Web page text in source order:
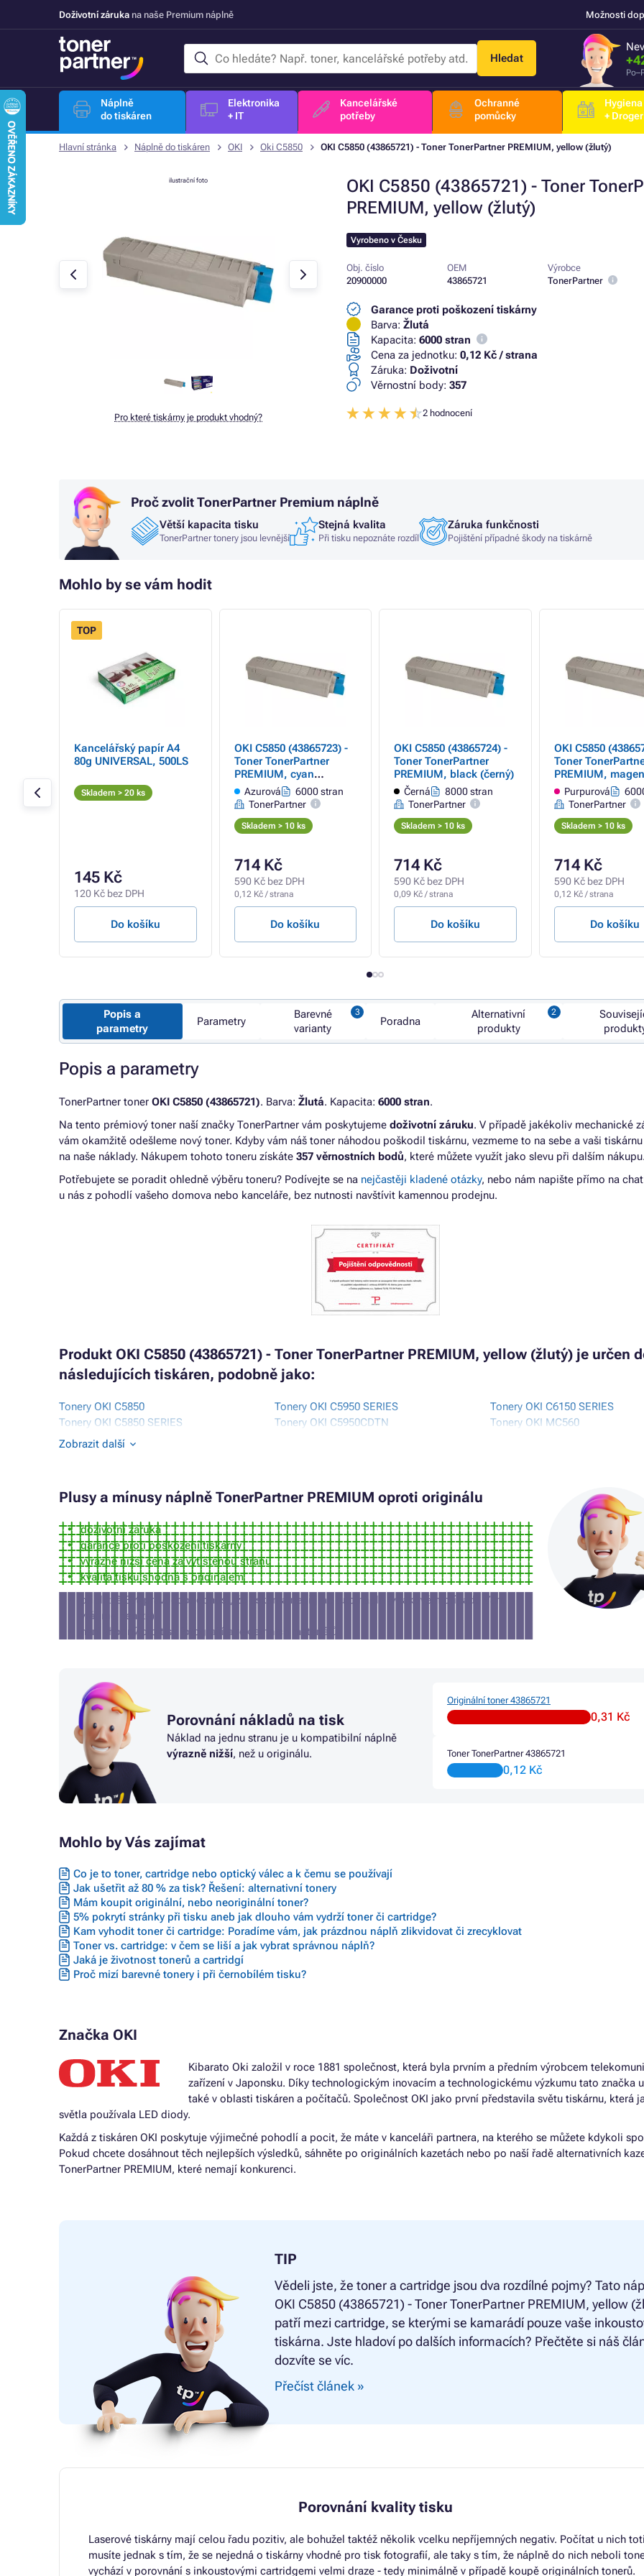
Doživotní záruka na naše Premium náplně Možnosti
Hledat
Náplně
do tiskáren
Elektronika
+ IT
Kancelářské
potřeby
Ochranné
pomůcky
Hygiena
+
Hlavní stránka Náplně do tiskáren OKI Oki C5850 OKI C5850 (43865721) - Toner TonerPartner PREMIUM, yellow (žlutý)
OKI C5850 (43865721) - Toner
PREMIUM, yellow (žlutý)
ilustrační foto
Pro které tiskárny je produkt vhodný?
Vyrobeno v Česku
Obj. číslo
20900000
OEM
43865721
Výrobce
TonerPartner
Garance proti poškození tiskárny
Barva: Žlutá
Kapacita: 6000 stran
Cena za jednotku: 0,12 Kč / strana
Záruka: Doživotní
Věrnostní body: 357
2 hodnocení
Proč zvolit TonerPartner Premium náplně
Větší kapacita tisku
TonerPartner tonery jsou levnější
Stejná kvalita
Při tisku nepoznáte rozdíl
Záruka funkčnosti
Pojištění případné škody na tiskárně
Mohlo by se vám hodit
TOP
Kancelářský papír A4
80g UNIVERSAL, 500LS
Skladem > 20 ks
145 Kč
120 Kč bez DPH
Do košíku
OKI C5850 (43865723) -
Toner TonerPartner
PREMIUM, cyan
(azurový)
Azurová
6000 stran
TonerPartner
Skladem > 10 ks
714 Kč
590 Kč bez DPH
0,12 Kč / strana
Do košíku
OKI C5850 (43865724) -
Toner TonerPartner
PREMIUM, black (černý)
Černá
8000 stran
TonerPartner
Skladem > 10 ks
714 Kč
590 Kč bez DPH
0,09 Kč / strana
Do košíku
OKI C5850
Toner
PREMIUM,
(purpurový)
Purpurová
TonerPartner
Skladem > 10 ks
714 Kč
590 Kč bez DPH
0,12 Kč / strana
Do košíku
Popis a
parametry
Parametry
Barevné
varianty
Poradna
Alternativní
produkty
Popis a parametry
TonerPartner toner OKI C5850 (43865721). Barva: Žlutá. Kapacita: 6000 stran.
Na tento prémiový toner naší značky TonerPartner vám poskytujeme doživotní záruku. V případě jakékoliv mechanické
vám okamžitě odešleme nový toner. Kdyby vám náš toner náhodou poškodil tiskárnu, vezmeme to na sebe a vaši
na naše náklady. Nákupem tohoto toneru získáte 357 věrnostních bodů, které můžete využít jako slevu při dalším
Potřebujete se poradit ohledně výběru toneru? Podívejte se na nejčastěji kladené otázky, nebo nám napište přímo na
u nás z pohodlí vašeho domova nebo kanceláře, bez nutnosti navštívit kamennou prodejnu.
Produkt OKI C5850 (43865721) - Toner TonerPartner PREMIUM, yellow (žlutý) je určen
následujících tiskáren, podobně jako:
Tonery OKI C5850
Tonery OKI C5850 SERIES
Tonery OKI C5850DN
Tonery OKI C5950 SERIES
Tonery OKI C5950CDTN
Tonery OKI C6150 SERIES
Tonery OKI MC560
Zobrazit další
Plusy a mínusy náplně TonerPartner PREMIUM oproti originálu
doživotní záruka
garance proti poškození tiskárny
výrazně nižší cena za vytištěnou stranu
kvalita tisku shodná s originálem
přibližně 3% pravděpodobnost, že tiskárna nepříjme tuto náplň (v takovém případě Vám
vrátíme peníze)
není vhodný pro tisk fotografií a reklamních materiálů
Porovnání nákladů na tisk
Náklad na jednu stranu je u kompatibilní náplně
výrazně nižší, než u originálu.
Originální toner 43865721
0,31 Kč
Toner TonerPartner 43865721
0,12 Kč
Mohlo by Vás zajímat
Co je to toner, cartridge nebo optický válec a k čemu se používají
Jak ušetřit až 80 % za tisk? Řešení: alternativní tonery
Mám koupit originální, nebo neoriginální toner?
5% pokrytí stránky při tisku aneb jak dlouho vám vydrží toner či cartridge?
Kam vyhodit toner či cartridge: Poradíme vám, jak prázdnou náplň zlikvidovat či zrecyklovat
Toner vs. cartridge: v čem se liší a jak vybrat správnou náplň?
Jaká je životnost tonerů a cartridgí
Proč mizí barevné tonery i při černobílém tisku?
Značka OKI
Kibarato Oki založil v roce 1881 společnost, která byla prvním a předním výrobcem
zařízení v Japonsku. Díky technologickým inovacím a technologickému výzkumu tato značka
také v oblasti tiskáren a počítačů. Společnost OKI jako první představila světu tiskárnu, která
světla používala LED diody.
Každá z tiskáren OKI poskytuje výjimečné pohodlí a pocit, že máte v kanceláři partnera, na kterého se můžete kdykoli
Pokud chcete dosáhnout těch nejlepších výsledků, sáhněte po originálních kazetách nebo po naší řadě alternativních
TonerPartner PREMIUM, které nemají konkurenci.
TIP
Vědeli jste, že toner a cartridge jsou dva rozdílné pojmy? Tato
OKI C5850 (43865721) - Toner TonerPartner PREMIUM, yellow
patří mezi cartridge, se kterými se kamarádí pouze vaše
tiskárna. Jste hladoví po dalších informacích? Přečtěte si náš
dozvíte se víc.
Přečíst článek »
Porovnání kvality tisku
Laserové tiskárny mají celou řadu pozitiv, ale bohužel taktéž několik vcelku nepříjemných negativ. Počítat u nich
musíte jednak s tím, že se nejedná o tiskárny vhodné pro tisk fotografií, ale taky s tím, že náplně do nich neboli
vychází v porovnání s inkoustovými cartridgemi velmi draze - tedy minimálně v případě koupě originálních tonerů.